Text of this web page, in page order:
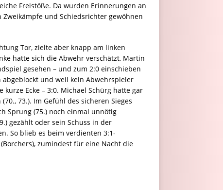
Freistöße. Da wurden Erinnerungen an
und Schiedsrichter gewöhnen
Tor, zielte aber knapp am linken
hatte sich die Abwehr verschätzt, Martin
gesehen – und zum 2:0 einschieben
und weil kein Abwehrspieler
Ecke – 3:0. Michael Schürg hatte gar
73.). Im Gefühl des sicheren Sieges
Sprung (75.) noch einmal unnötig
gezählt oder sein Schuss in der
So blieb es beim verdienten 3:1-
zumindest für eine Nacht die